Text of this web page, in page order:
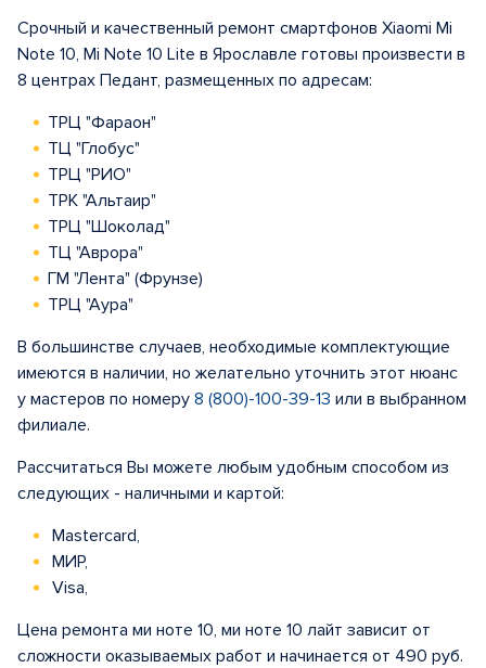
Срочный и качественный ремонт смартфонов Xiaomi Mi
Note 10, Mi Note 10 Lite в Ярославле готовы произвести в
8 центрах Педант, размещенных по адресам:
ТРЦ "Фараон"
ТЦ "Глобус"
ТРЦ "РИО"
ТРК "Альтаир"
ТРЦ "Шоколад"
ТЦ "Аврора"
ГМ "Лента" (Фрунзе)
ТРЦ "Аура"
В большинстве случаев, необходимые комплектующие
имеются в наличии, но желательно уточнить этот нюанс
у мастеров по номеру 8 (800)-100-39-13 или в выбранном
филиале.
Рассчитаться Вы можете любым удобным способом из
следующих - наличными и картой:
Mastercard,
МИР,
Visa,
Цена ремонта ми ноте 10, ми ноте 10 лайт зависит от
сложности оказываемых работ и начинается от 490 руб.